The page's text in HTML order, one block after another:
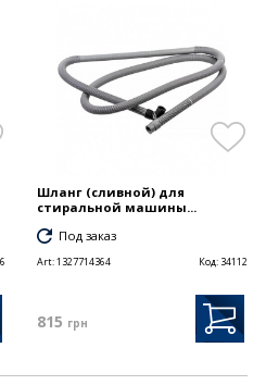
Шланг (сливной) для
стиральной машины...
Под заказ
Art:1327714364 Код: 34112
815 грн